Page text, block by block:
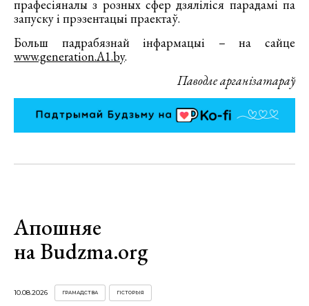
прафесіяналы з розных сфер дзяліліся парадамі па
запуску і прэзентацыі праектаў.
Больш падрабязнай інфармацыі – на сайце
www.generation.A1.by.
Паводле арганізатараў
Апошняе
на Budzma.org
10.08.2026 ГРАМАДСТВА ГІСТОРЫЯ